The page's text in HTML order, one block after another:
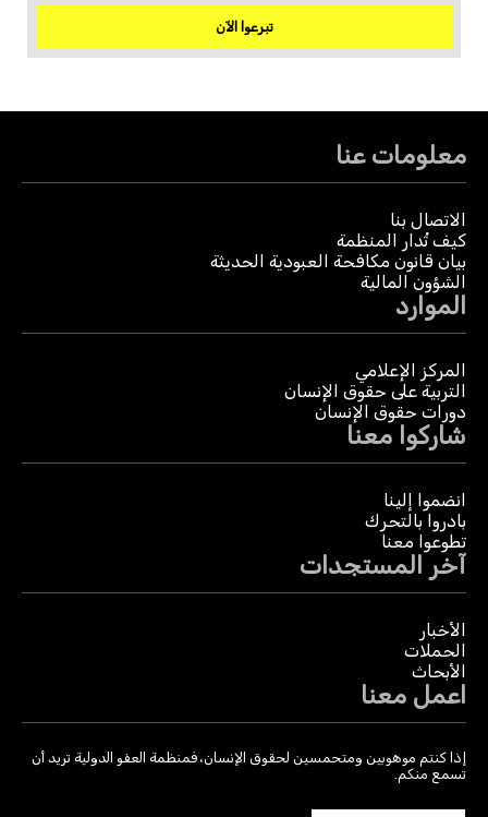
تبرعوا الآن
معلومات عنا
الاتصال بنا
كيف تُدار المنظمة
بيان قانون مكافحة العبودية الحديثة
الشؤون المالية
الموارد
المركز الإعلامي
التربية على حقوق الإنسان
دورات حقوق الإنسان
شاركوا معنا
انضموا إلينا
بادروا بالتحرك
تطوعوا معنا
آخر المستجدات
الأخبار
الحملات
الأبحاث
اعمل معنا
إذا كنتم موهوبين ومتحمسين لحقوق الإنسان، فمنظمة العفو الدولية تريد أن
تسمع منكم.